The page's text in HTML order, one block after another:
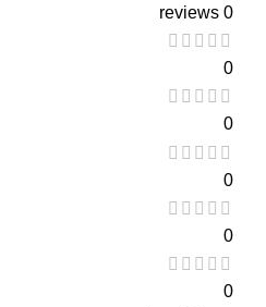
0 reviews
0
0
0
0
0